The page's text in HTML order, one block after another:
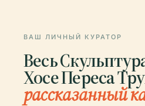
ВАШ ЛИЧНЫЙ КУРАТОР
Весь
Хосе Переса
рассказанный